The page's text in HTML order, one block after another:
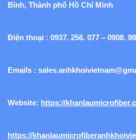
Bình, Thành phố Hồ Chí Minh
Điện thoại : 0937. 256. 077 – 0908.
Emails :
Website: https://
https://